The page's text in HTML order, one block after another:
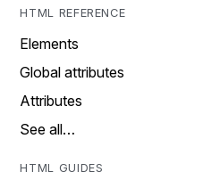
HTML REFERENCE
Elements
Global attributes
Attributes
See all…
HTML GUIDES